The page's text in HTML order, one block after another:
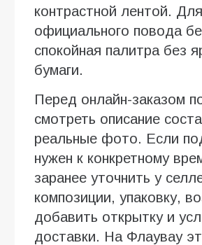
контрастной лентой. Для
официального повода
спокойная палитра без
бумаги.
Перед онлайн-заказом
смотреть описание
реальные фото. Если
нужен к конкретному
заранее уточнить у
композиции, упаковку,
добавить открытку и
доставки. На Флаувау